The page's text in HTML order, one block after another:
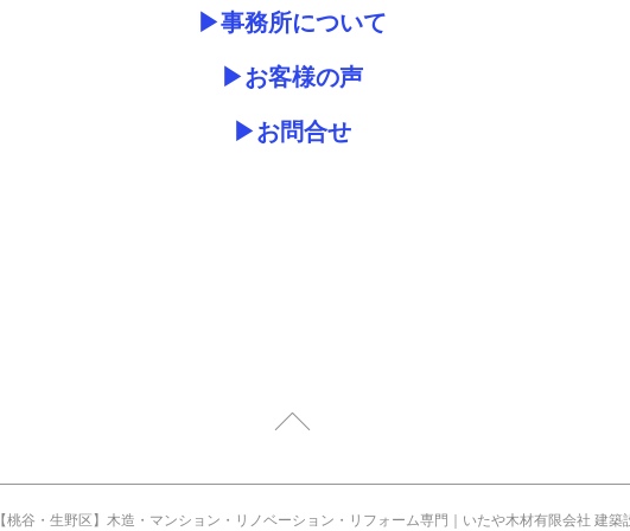
▶事務所について
▶お客様の声
▶お問合せ
【桃谷・生野区】木造・マンション・リノベーション・リフォーム専門｜いたや木材有限会社 建築